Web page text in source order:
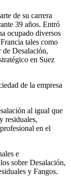
de su carrera
39 años. Entró
ocupado diversos
tales como
Desalación,
en Suez
de la empresa
al igual que
residuales,
en el
e
sobre Desalación,
y Fangos.